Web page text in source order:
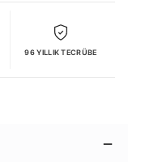
96 YILLIK TECRÜBE